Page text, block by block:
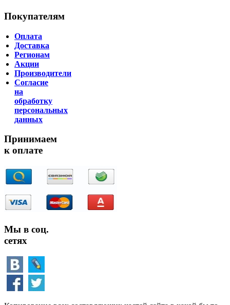
Покупателям
Оплата
Доставка
Регионам
Акции
Производители
Согласие
на
обработку
персональных
данных
Принимаем
к оплате
Мы в соц.
сетях